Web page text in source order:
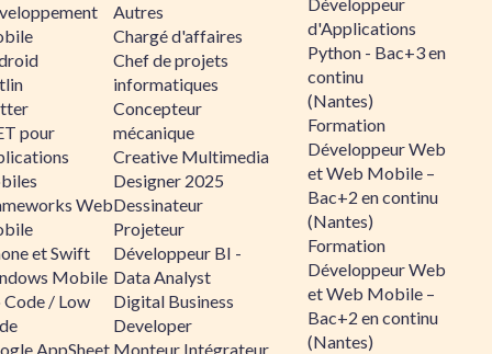
pour
Web
et Swift
Mobile
/ Low
AppSheet
Autres
Chargé d'affaires
Chef de projets
informatiques
Concepteur
mécanique
Creative Multimedia
Designer 2025
Dessinateur
Projeteur
Développeur BI -
Data Analyst
Digital Business
Developer
Monteur Intégrateur
d'Applications
Python - Bac+3 en
continu
(Nantes)
Formation
Développeur Web
et Web Mobile –
Bac+2 en continu
(Nantes)
Formation
Développeur Web
et Web Mobile –
Bac+2 en continu
(Nantes)